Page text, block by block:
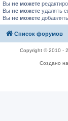
Вы не можете
Вы не можете удалять
Вы не можете
Список форумов
Copyright © 2010 -
Создано